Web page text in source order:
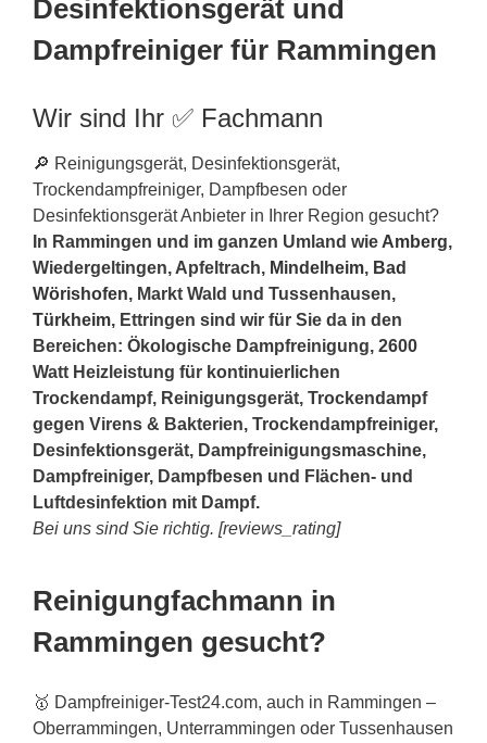
Desinfektionsgerät und
Dampfreiniger für Rammingen
Wir sind Ihr ✅ Fachmann
🔎 Reinigungsgerät, Desinfektionsgerät,
Trockendampfreiniger, Dampfbesen oder
Desinfektionsgerät Anbieter in Ihrer Region gesucht?
In Rammingen und im ganzen Umland wie Amberg,
Wiedergeltingen, Apfeltrach, Mindelheim, Bad
Wörishofen, Markt Wald und Tussenhausen,
Türkheim, Ettringen sind wir für Sie da in den
Bereichen: Ökologische Dampfreinigung, 2600
Watt Heizleistung für kontinuierlichen
Trockendampf, Reinigungsgerät, Trockendampf
gegen Virens & Bakterien, Trockendampfreiniger,
Desinfektionsgerät, Dampfreinigungsmaschine,
Dampfreiniger, Dampfbesen und Flächen- und
Luftdesinfektion mit Dampf.
Bei uns sind Sie richtig. [reviews_rating]
Reinigungfachmann in
Rammingen gesucht?
🥇 Dampfreiniger-Test24.com, auch in Rammingen –
Oberrammingen, Unterrammingen oder Tussenhausen